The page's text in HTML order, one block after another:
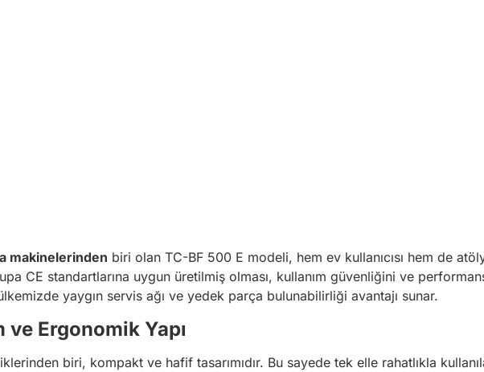
makinelerinden biri olan TC-BF 500 E modeli, hem ev kullanıcısı hem de
CE standartlarına uygun üretilmiş olması, kullanım güvenliğini ve
yaygın servis ağı ve yedek parça bulunabilirliği avantajı sunar.
ve Ergonomik Yapı
biri, kompakt ve hafif tasarımıdır. Bu sayede tek elle rahatlıkla